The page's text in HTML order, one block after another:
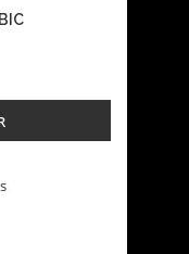
Parmigiani